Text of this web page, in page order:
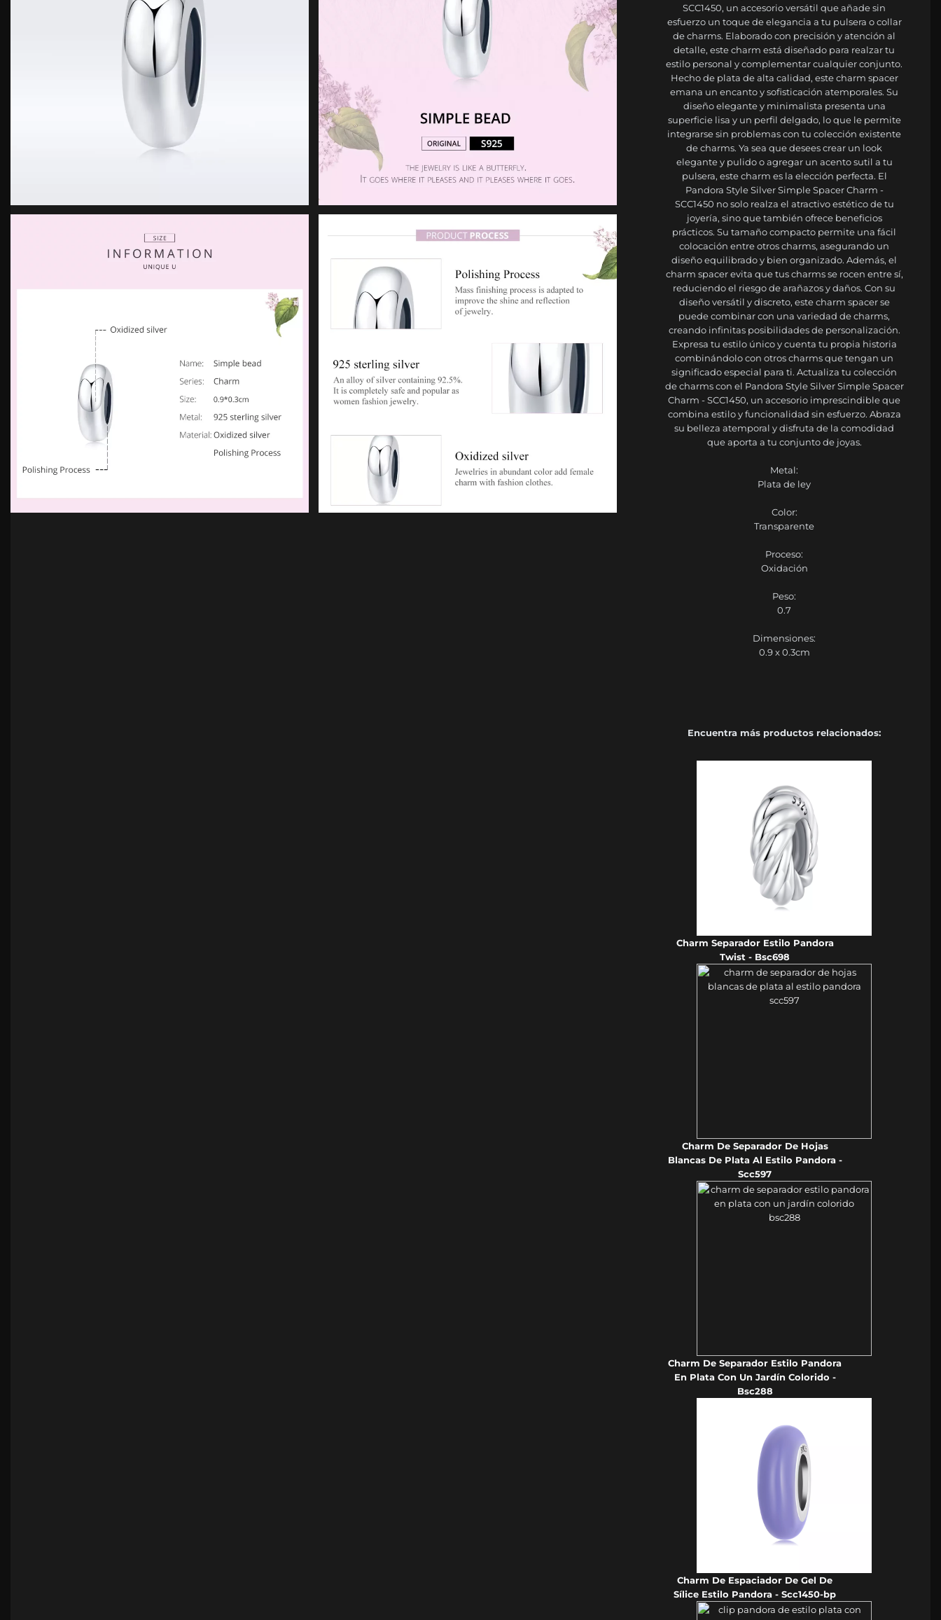
SCC1450, un accesorio versátil que añade sin
esfuerzo un toque de elegancia a tu pulsera o collar
de charms. Elaborado con precisión y atención al
detalle, este charm está diseñado para realzar tu
estilo personal y complementar cualquier conjunto.
Hecho de plata de alta calidad, este charm spacer
emana un encanto y sofisticación atemporales. Su
diseño elegante y minimalista presenta una
superficie lisa y un perfil delgado, lo que le permite
integrarse sin problemas con tu colección existente
de charms. Ya sea que desees crear un look
elegante y pulido o agregar un acento sutil a tu
pulsera, este charm es la elección perfecta. El
Pandora Style Silver Simple Spacer Charm -
SCC1450 no solo realza el atractivo estético de tu
joyería, sino que también ofrece beneficios
prácticos. Su tamaño compacto permite una fácil
colocación entre otros charms, asegurando un
diseño equilibrado y bien organizado. Además, el
charm spacer evita que tus charms se rocen entre sí,
reduciendo el riesgo de arañazos y daños. Con su
diseño versátil y discreto, este charm spacer se
puede combinar con una variedad de charms,
creando infinitas posibilidades de personalización.
Expresa tu estilo único y cuenta tu propia historia
combinándolo con otros charms que tengan un
significado especial para ti. Actualiza tu colección
de charms con el Pandora Style Silver Simple Spacer
Charm - SCC1450, un accesorio imprescindible que
combina estilo y funcionalidad sin esfuerzo. Abraza
su belleza atemporal y disfruta de la comodidad
que aporta a tu conjunto de joyas.
Metal:
Plata de ley
Color:
Transparente
Proceso:
Oxidación
Peso:
0.7
Dimensiones:
0.9 x 0.3cm
Encuentra más productos relacionados:
Charm Separador Estilo Pandora
Twist - Bsc698
Charm De Separador De Hojas
Blancas De Plata Al Estilo Pandora -
Scc597
Charm De Separador Estilo Pandora
En Plata Con Un Jardín Colorido -
Bsc288
Charm De Espaciador De Gel De
Sílice Estilo Pandora - Scc1450-bp